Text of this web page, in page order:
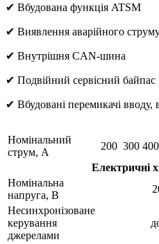
✔ Вбудована функція ATSM
✔ Виявлення аварійного
✔ Внутрішня CAN-шина
✔ Подвійний сервісний байпас
✔ Вбудовані перемикачі вводу,
Номінальний
струм, А
200 300 400
Електричні
Номінальна
напруга, В
Несинхронізоване
керування
джерелами